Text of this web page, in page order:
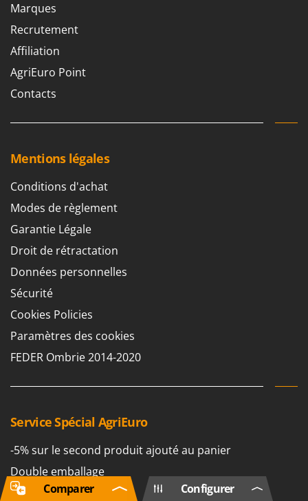
Marques
Recrutement
Affiliation
AgriEuro Point
Contacts
Mentions légales
Conditions d'achat
Modes de règlement
Garantie Légale
Droit de rétractation
Données personnelles
Sécurité
Cookies Policies
Paramètres des cookies
FEDER Ombrie 2014-2020
Service Spécial AgriEuro
-5% sur le second produit ajouté au panier
Double emballage
Livraison gratuite
Configurer
Comparer